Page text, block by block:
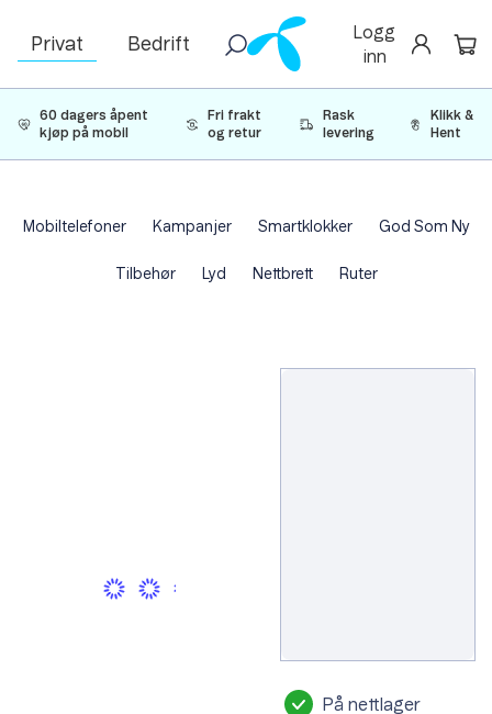
Privat Bedrift
Logg
inn
60 dagers åpent
kjøp på mobil
Fri frakt
og retur
Rask
levering
Klikk &
Hent
Mobiltelefoner Kampanjer Smartklokker God Som Ny
Tilbehør Lyd Nettbrett Ruter
På nettlager